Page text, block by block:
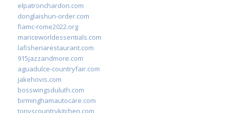
elpatronchardon.com
donglaishun-order.com
fiamc-rome2022.org
mariceworldessentials.com
lafisheriarestaurant.com
915jazzandmore.com
aguadulce-countryfair.com
jakehovis.com
bosswingsduluth.com
birminghamautocare.com
tonyscountrykitchen.com